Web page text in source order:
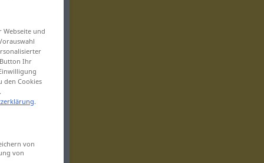
und
Ihr
den Cookies
.
von
von